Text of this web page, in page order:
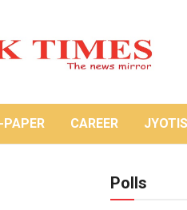
PAPER CAREER
Polls